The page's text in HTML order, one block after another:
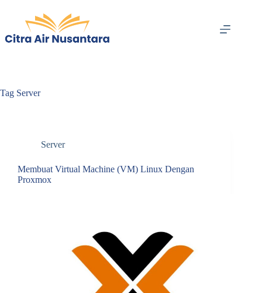
content
Tag Server
Server
Membuat Virtual Machine (VM) Linux Dengan
Proxmox